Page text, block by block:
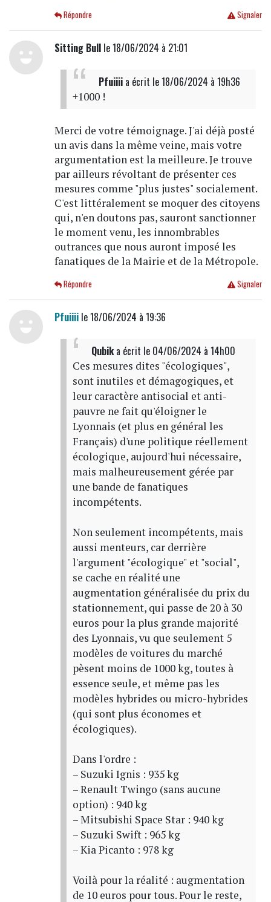
Signaler
Répondre
Sitting Bullle 18/06/2024 à 21:01
Pfuiiiia écrit le 18/06/2024 à 19h36
+1000 !
Merci de votre témoignage. J'ai déjà posté
un avis dans la même veine, mais votre
argumentation est la meilleure. Je trouve
par ailleurs révoltant de présenter ces
mesures comme "plus justes" socialement.
C'est littéralement se moquer des citoyens
qui, n'en doutons pas, sauront sanctionner
le moment venu, les innombrables
outrances que nous auront imposé les
fanatiques de la Mairie et de la Métropole.
Signaler
Répondre
Pfuiiiile 18/06/2024 à 19:36
Qubika écrit le 04/06/2024 à 14h00
Ces mesures dites "écologiques",
sont inutiles et démagogiques, et
leur caractère antisocial et anti-
pauvre ne fait qu'éloigner le
Lyonnais (et plus en général les
Français) d'une politique réellement
écologique, aujourd'hui nécessaire,
mais malheureusement gérée par
une bande de fanatiques
incompétents.
Non seulement incompétents, mais
aussi menteurs, car derrière
l'argument "écologique" et "social",
se cache en réalité une
augmentation généralisée du prix du
stationnement, qui passe de 20 à 30
euros pour la plus grande majorité
des Lyonnais, vu que seulement 5
modèles de voitures du marché
pèsent moins de 1000 kg, toutes à
essence seule, et même pas les
modèles hybrides ou micro-hybrides
(qui sont plus économes et
écologiques).
Dans l'ordre :
– Suzuki Ignis : 935 kg
– Renault Twingo (sans aucune
option) : 940 kg
– Mitsubishi Space Star : 940 kg
– Suzuki Swift : 965 kg
– Kia Picanto : 978 kg
Voilà pour la réalité : augmentation
de 10 euros pour tous. Pour le reste,